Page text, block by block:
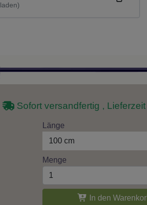
Sofort versandfertig ,
Länge
100 cm
Menge
In den